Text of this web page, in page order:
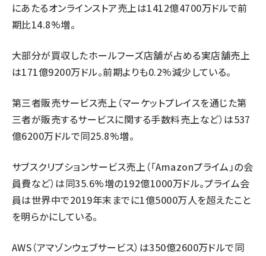
にあたるオンラインストア売上は1412億4700万ドルで前
期比14.8%増。
大部分が買収したホールフーズ店舗が占める実店舗売上
は171億9200万ドル。前期よりも0.2%減少している。
第三者販売サービス売上（マーケットプレイスを通じた第
三者が販売するサービスに関する手数料売上など）は537
億6200万ドルで同25.8%増。
サブスクリプションサービス売上（「Amazonプライム」の会
員費など）は同35.6%増の192億1000万ドル。プライム会
員は世界中で2019年末までに1億5000万人を超えたこと
を明らかにしている。
AWS（アマゾンウェブサービス）は350億2600万ドルで同